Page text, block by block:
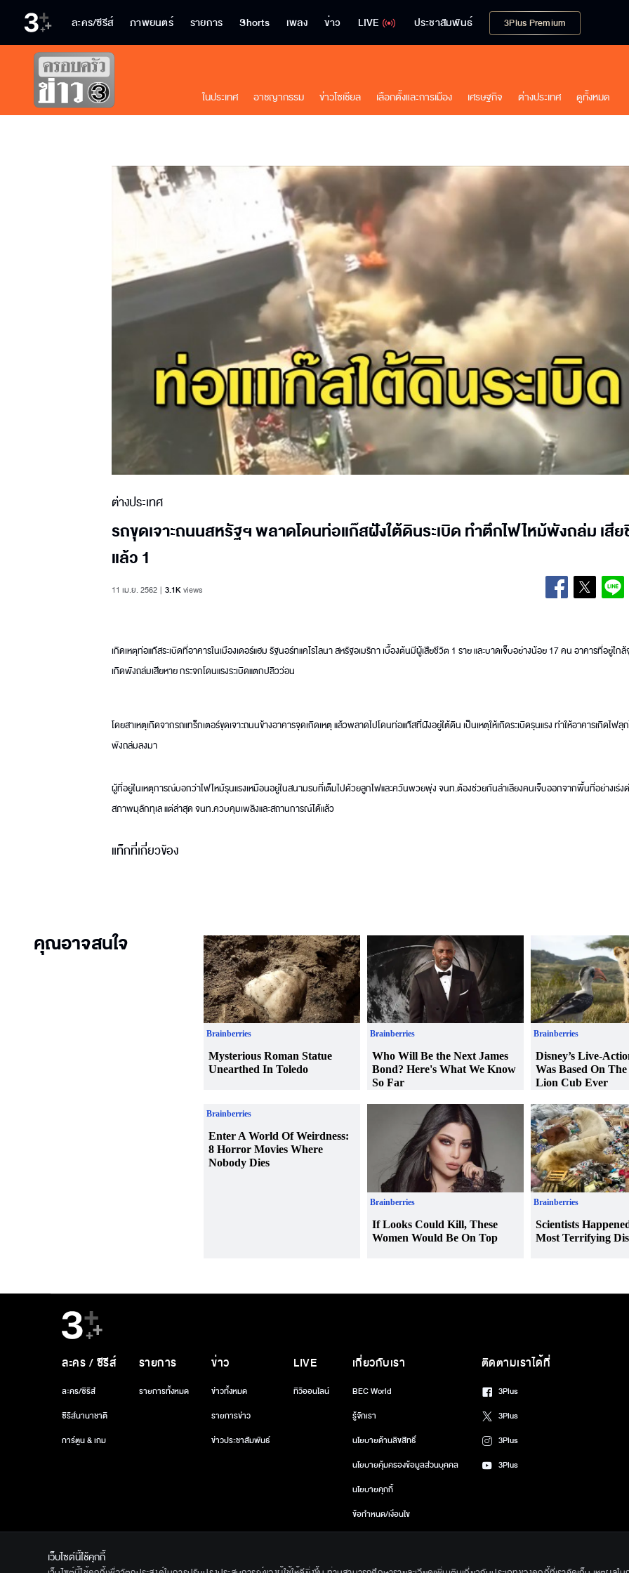
ละคร/ซีรีส์ ภาพยนตร์ รายการ Shorts เพลง ข่าว LIVE ประชาสัมพันธ์ 3Plus Premium
ในประเทศ อาชญากรรม ข่าวโซเชียล เลือกตั้งและการเมือง เศรษฐกิจ ต่างประเทศ ดูทั้งหมด
ต่างประเทศ
รถขุดเจาะถนนสหรัฐฯ พลาดโดนท่อแก๊สฝังใต้ดินระเบิด ทำตึกไฟไหม้พังถล่ม เสี
แล้ว 1
11 เม.ย. 2562 3.1Kviews
เกิดเหตุท่อแก๊สระเบิดที่อาคารในเมืองเดอร์แฮม รัฐนอร์ทแคโรไลนา สหรัฐอเมริกา เบื้องต้นมีผู้เสียชีวิต 1 ราย และบาดเจ็บอย่างน้อย 17 คน อาคารที่อยู่ใก
เกิดพังถล่มเสียหาย กระจกโดนแรงระเบิดแตกปลิวว่อน
โดยสาเหตุเกิดจากรถแทร็กเตอร์ขุดเจาะถนนข้างอาคารจุดเกิดเหตุ แล้วพลาดไปโดนท่อแก๊สที่ฝังอยู่ใต้ดิน เป็นเหตุให้เกิดระเบิดรุนแรง ทำให้อาคารเกิดไฟลุ
พังถล่มลงมา
ผู้ที่อยู่ในเหตุการณ์บอกว่าไฟไหม้รุนแรงเหมือนอยู่ในสนามรบที่เต็มไปด้วยลูกไฟและควันพวยพุ่ง จนท.ต้องช่วยกันลำเลียงคนเจ็บออกจากพื้นที่อย่างเร่ง
สภาพมุลักทุเล แต่ล่าสุด จนท.ควบคุมเพลิงและสถานการณ์ได้แล้ว
แท็กที่เกี่ยวข้อง
คุณอาจสนใจ
ละคร / ซีรีส์
ละคร/ซีรีส์
ซีรีส์นานาชาติ
การ์ตูน & เกม
รายการ
รายการทั้งหมด
ข่าว
ข่าวทั้งหมด
รายการข่าว
ข่าวประชาสัมพันธ์
LIVE
ทีวีออนไลน์
เกี่ยวกับเรา
BEC World
รู้จักเรา
นโยบายด้านลิขสิทธิ์
นโยบายคุ้มครองข้อมูลส่วนบุคคล
นโยบายคุกกี้
ข้อกำหนด/เงื่อนไข
ติดตามเราได้ที่
3Plus
3Plus
3Plus
3Plus
เว็บไซต์นี้ใช้คุกกี้